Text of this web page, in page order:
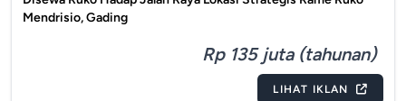
Mendrisio, Gading
Rp 135 juta (tahunan)
LIHAT IKLAN